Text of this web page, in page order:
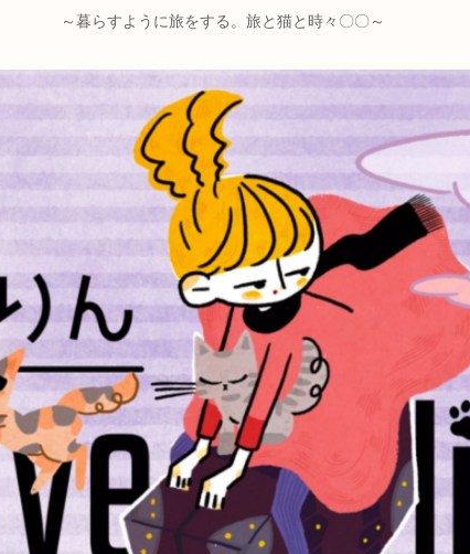
～暮らすように旅をする。旅と猫と時々〇〇～